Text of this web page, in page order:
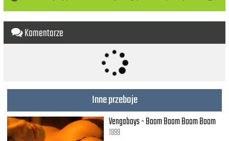
Still is one, still is one.
Komentarze
Inne przeboje
Vengaboys - Boom Boom Boom Boom
1999